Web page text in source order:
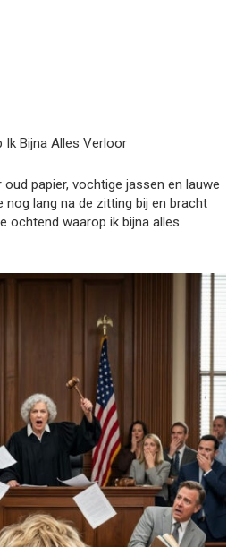
Ik Bijna Alles Verloor
papier, vochtige jassen en lauwe
nog lang na de zitting bij en bracht
ochtend waarop ik bijna alles